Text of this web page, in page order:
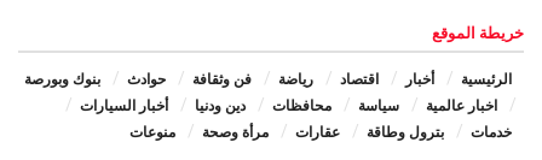
خريطة الموقع
الرئيسية أخبار اقتصاد رياضة فن وثقافة حوادث
بنوك وبورصة
اخبار عالمية
سياسة محافظات دين ودنيا
أخبار السيارات
خدمات
بترول وطاقة عقارات مرأة وصحة منوعات